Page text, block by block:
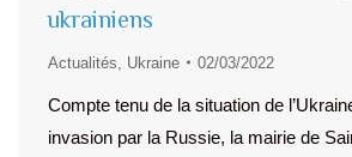
ukrainiens
Actualités Ukraine 02/03/2022
Compte tenu de la situation de
invasion par la Russie, la mairie de